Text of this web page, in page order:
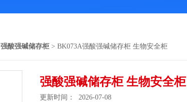
强酸强碱储存柜 > BK073A强酸强碱储存柜 生物安全柜
强酸强碱储存柜 生物安全柜
更新时间： 2026-07-08